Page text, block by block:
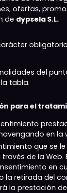
ofertas,
de dypsela S.L.
del
tabla.
para el
en
que se le
de la Web.
en
la retirada del
la prestación